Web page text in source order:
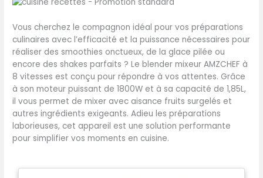
Vous cherchez le compagnon idéal pour vos préparations
culinaires avec l’efficacité et la puissance nécessaires pour
réaliser des smoothies onctueux, de la glace pilée ou
encore des shakes parfaits ? Le blender mixeur AMZCHEF à
8 vitesses est conçu pour répondre à vos attentes. Grâce
à son moteur puissant de 1800W et à sa capacité de 1,85L,
il vous permet de mixer avec aisance fruits surgelés et
autres ingrédients exigeants. Adieu les préparations
laborieuses, cet appareil est une solution performante
pour simplifier vos moments en cuisine.